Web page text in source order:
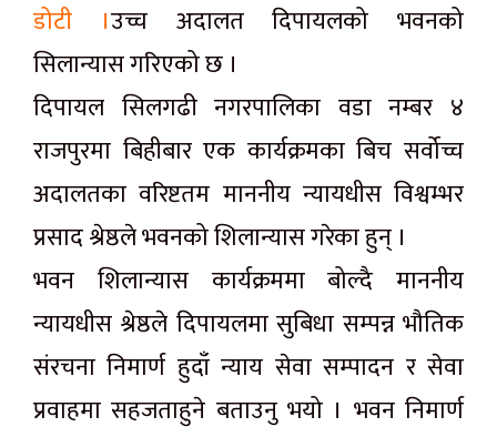
डोटी ।उच्च अदालत दिपायलको भवनको
सिलान्यास गरिएको छ ।
दिपायल सिलगढी नगरपालिका वडा नम्बर ४
राजपुरमा बिहीबार एक कार्यक्रमका बिच सर्वोच्च
अदालतका वरिष्टतम माननीय न्यायधीस विश्वम्भर
प्रसाद श्रेष्ठले भवनको शिलान्यास गरेका हुन् ।
भवन शिलान्यास कार्यक्रममा बोल्दै माननीय
न्यायधीस श्रेष्ठले दिपायलमा सुबिधा सम्पन्न भौतिक
संरचना निमार्ण हुदाँ न्याय सेवा सम्पादन र सेवा
प्रवाहमा सहजताहुने बताउनु भयो । भवन निमार्ण